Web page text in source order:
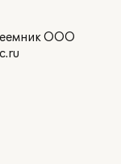
ООО